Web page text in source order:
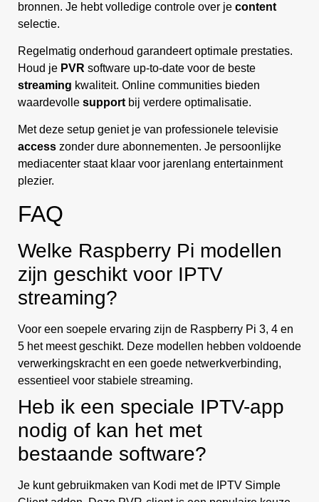
bronnen. Je hebt volledige controle over je content
selectie.
Regelmatig onderhoud garandeert optimale prestaties.
Houd je PVR software up-to-date voor de beste
streaming kwaliteit. Online communities bieden
waardevolle support bij verdere optimalisatie.
Met deze setup geniet je van professionele televisie
access zonder dure abonnementen. Je persoonlijke
mediacenter staat klaar voor jarenlang entertainment
plezier.
FAQ
Welke Raspberry Pi modellen
zijn geschikt voor IPTV
streaming?
Voor een soepele ervaring zijn de Raspberry Pi 3, 4 en
5 het meest geschikt. Deze modellen hebben voldoende
verwerkingskracht en een goede netwerkverbinding,
essentieel voor stabiele streaming.
Heb ik een speciale IPTV-app
nodig of kan het met
bestaande software?
Je kunt gebruikmaken van Kodi met de IPTV Simple